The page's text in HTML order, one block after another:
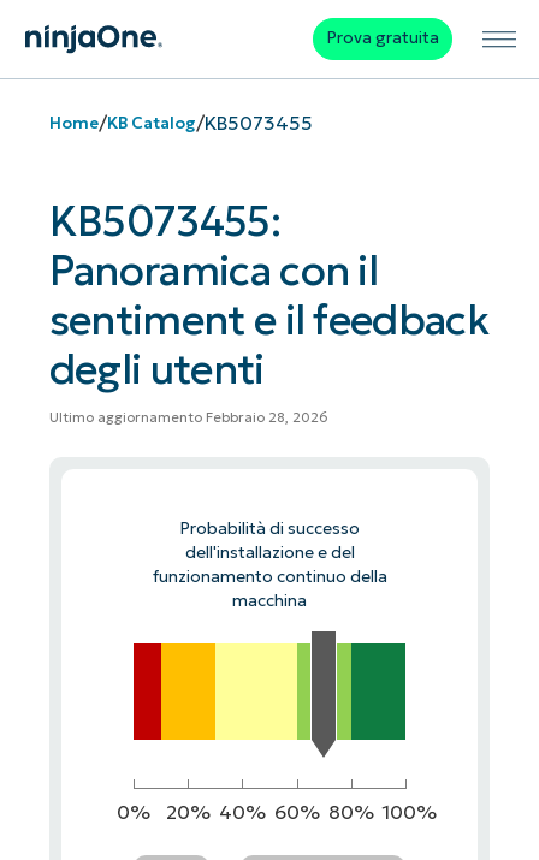
Prova gratuita
Home/KB Catalog/KB5073455
KB5073455:
Panoramica con il
sentiment e il feedback
degli utenti
Ultimo aggiornamento Febbraio 28, 2026
Probabilità di successo
dell'installazione e del
funzionamento continuo della
macchina
0% 20% 40% 60% 80% 100%